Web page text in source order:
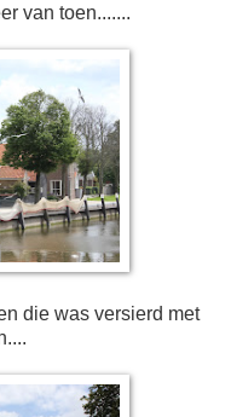
van toen.......
die was versierd met